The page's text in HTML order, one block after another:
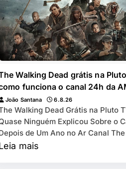
Walking Dead grátis na
funciona o canal 24h da
João Santana 6.8.26
Walking Dead Grátis na Pluto
Ninguém Explicou Sobre o
de Um Ano no Ar Canal The Walking
by AMC exibe as 11
mais